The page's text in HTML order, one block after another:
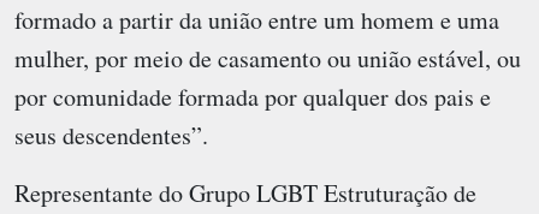
formado a partir da união entre um homem e uma
mulher, por meio de casamento ou união estável, ou
por comunidade formada por qualquer dos pais e
seus descendentes”.
Representante do Grupo LGBT Estruturação de